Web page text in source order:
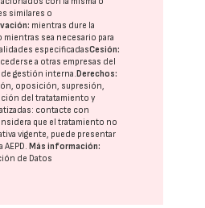
similares o
mientras dure la
sea necesario para
especificadasCesión:
a otras empresas del
gestión interna. Derechos:
oposición, supresión,
del tratatamiento y
contacte con
que el tratamiento no
vigente, puede presentar
AEPD. Más información:
de Datos